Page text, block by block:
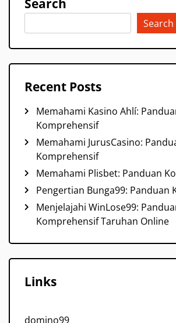
Search
Search
Recent Posts
Memahami Kasino Ahlí:
Komprehensif
Memahami JurusCasino:
Komprehensif
Memahami Plisbet: Panduan
Pengertian Bunga99: Panduan
Menjelajahi WinLose99:
Komprehensif Taruhan Online
Links
domino99